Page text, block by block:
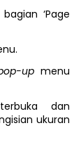
‘Page
upmenu
dan
ukuran